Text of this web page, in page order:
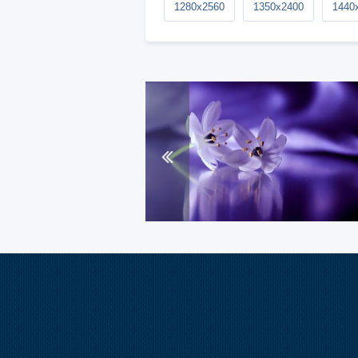
1280x2560 1350x2400